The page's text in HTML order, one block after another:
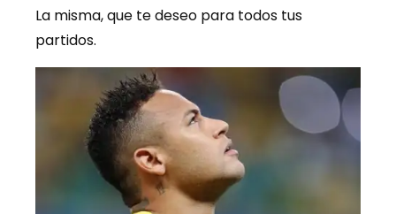
La misma, que te deseo para todos tus
partidos.